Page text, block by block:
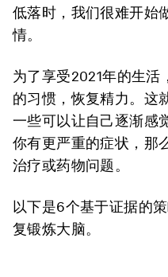
低落时，我们很难开始
情。
为了享受2021年的生活
的习惯，恢复精力。这
一些可以让自己逐渐感
你有更严重的症状，那
治疗或药物问题。
以下是6个基于证据的
复锻炼大脑。